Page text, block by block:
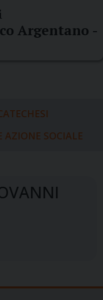
Argentano -
AZIONE SOCIALE